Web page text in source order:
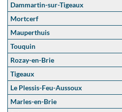
Dammartin-sur-Tigeaux
Mortcerf
Mauperthuis
Touquin
Rozay-en-Brie
Tigeaux
Le Plessis-Feu-Aussoux
Marles-en-Brie